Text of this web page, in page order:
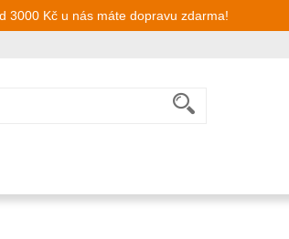
3000 Kč u nás máte dopravu zdarma!